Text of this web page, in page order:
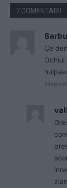
7 COMENTARII
Ce
Ochiul